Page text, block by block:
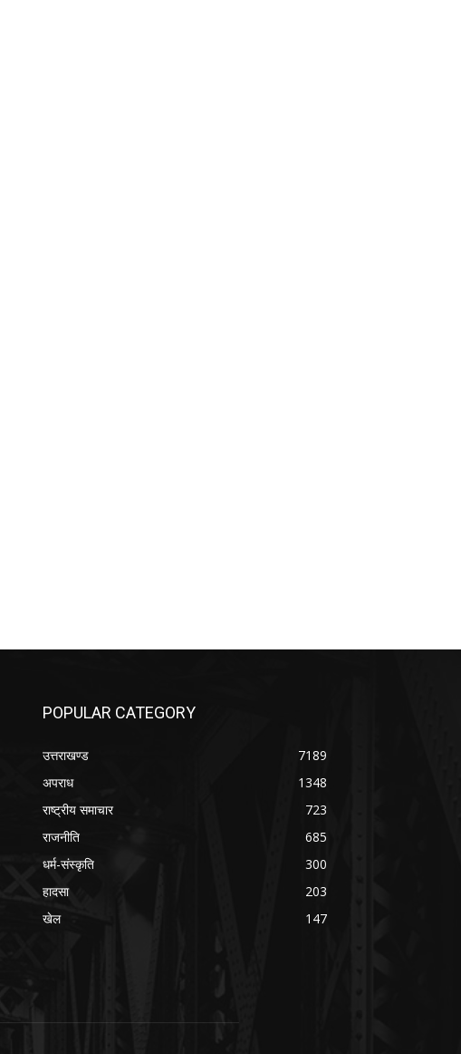
POPULAR CATEGORY
उत्तराखण्ड
7189
अपराध
1348
राष्ट्रीय समाचार
723
राजनीति
685
धर्म-संस्कृति
300
हादसा
203
खेल
147